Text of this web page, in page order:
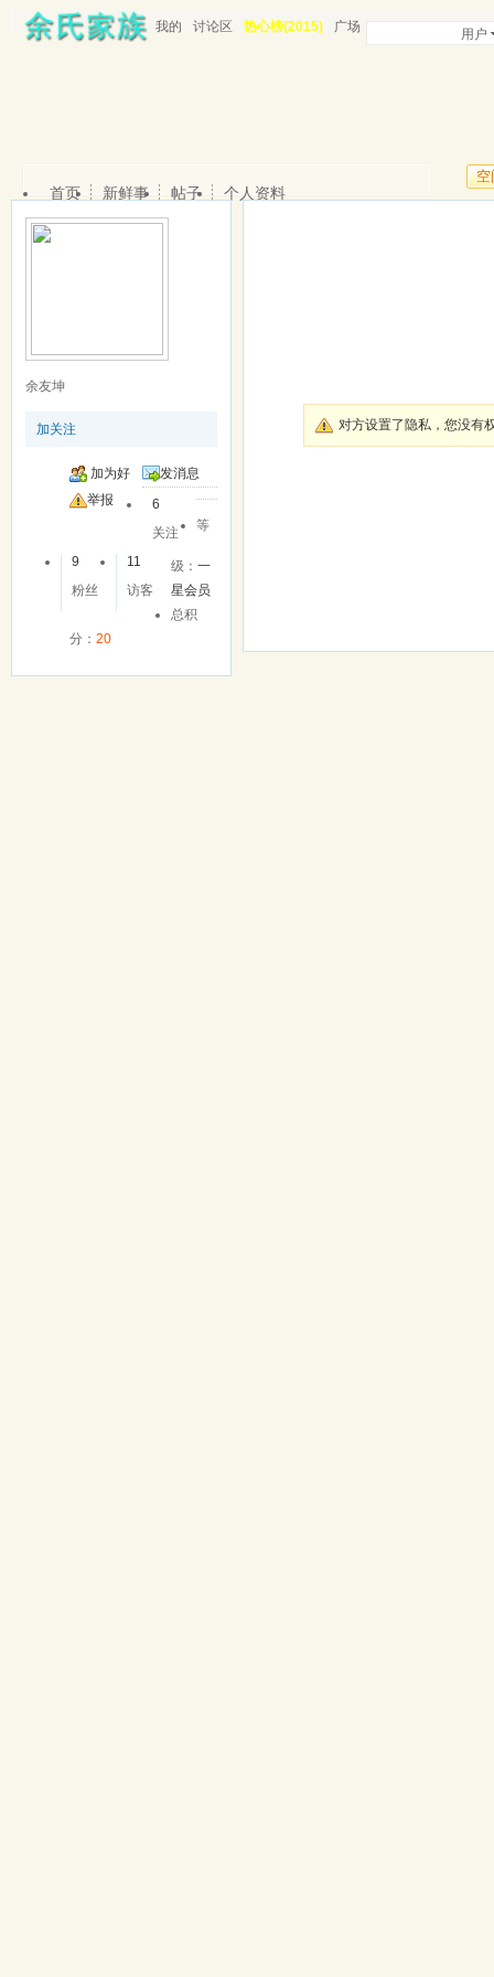
我的 讨论区 热心榜(2015) 广场 用户
空
首页 新鲜事 帖子 个人资料
余友坤
加关注
加为好
友
发消息
举报
6
关注
9
粉丝
11
访客
等
级：一
星会员
总积
分： 20
对方设置了隐私，您没有